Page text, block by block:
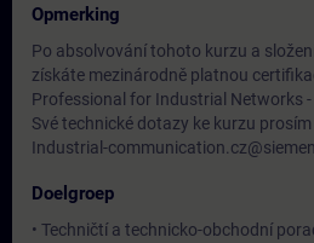
Opmerking
Po absolvování tohoto kurzu a
získáte mezinárodně platnou
Professional for Industrial Networks
Své technické dotazy ke kurzu
Industrial-
Doelgroep
• Techničtí a technicko-obchodní